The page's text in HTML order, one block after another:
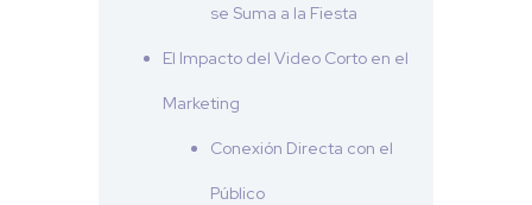
se Suma a la Fiesta
El Impacto del Video Corto en el
Marketing
Conexión Directa con el
Público